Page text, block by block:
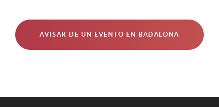
AVISAR DE UN EVENTO EN BADALONA